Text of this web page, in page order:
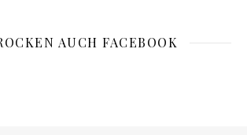
AUCH FACEBOOK